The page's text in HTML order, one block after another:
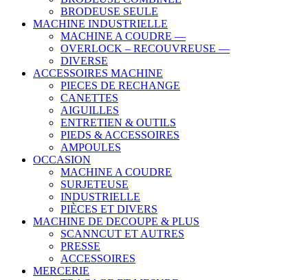
BRODEUSE SEULE
MACHINE INDUSTRIELLE
MACHINE A COUDRE —
OVERLOCK – RECOUVREUSE —
DIVERSE
ACCESSOIRES MACHINE
PIECES DE RECHANGE
CANETTES
AIGUILLES
ENTRETIEN & OUTILS
PIEDS & ACCESSOIRES
AMPOULES
OCCASION
MACHINE A COUDRE
SURJETEUSE
INDUSTRIELLE
PIÈCES ET DIVERS
MACHINE DE DECOUPE & PLUS
SCANNCUT ET AUTRES
PRESSE
ACCESSOIRES
MERCERIE